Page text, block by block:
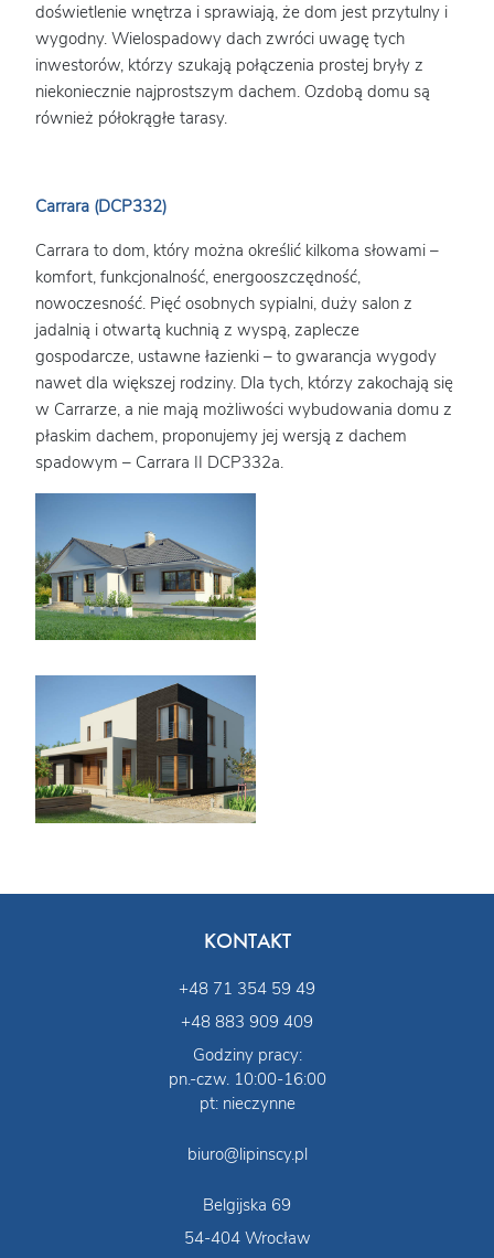
doświetlenie wnętrza i sprawiają, że dom jest przytulny i
wygodny. Wielospadowy dach zwróci uwagę tych
inwestorów, którzy szukają połączenia prostej bryły z
niekoniecznie najprostszym dachem. Ozdobą domu są
również półokrągłe tarasy.
Carrara (DCP332)
Carrara to dom, który można określić kilkoma słowami –
komfort, funkcjonalność, energooszczędność,
nowoczesność. Pięć osobnych sypialni, duży salon z
jadalnią i otwartą kuchnią z wyspą, zaplecze
gospodarcze, ustawne łazienki – to gwarancja wygody
nawet dla większej rodziny. Dla tych, którzy zakochają się
w Carrarze, a nie mają możliwości wybudowania domu z
płaskim dachem, proponujemy jej wersją z dachem
spadowym – Carrara II DCP332a.
KONTAKT
+48 71 354 59 49
+48 883 909 409
Godziny pracy:
pn.-czw. 10:00-16:00
pt: nieczynne
biuro@lipinscy.pl
Belgijska 69
54-404 Wrocław